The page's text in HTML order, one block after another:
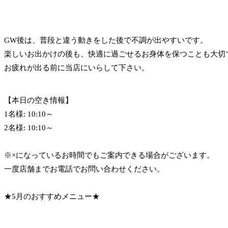
GW後は、普段と違う動きをした後で不調が出やすいです。
楽しいお出かけの後も、快適に過ごせるお身体を保つことも大切
お疲れが出る前に当店にいらして下さい。
【本日の空き情報】
1名様: 10:10～
2名様: 10:10～
※×になっているお時間でもご案内できる場合がございます。
一度店舗までお電話でお問い合わせください。
★5月のおすすめメニュー★